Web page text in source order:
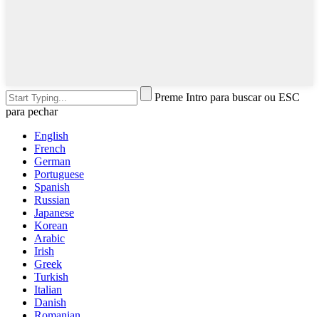
Preme Intro para buscar ou ESC
para pechar
English
French
German
Portuguese
Spanish
Russian
Japanese
Korean
Arabic
Irish
Greek
Turkish
Italian
Danish